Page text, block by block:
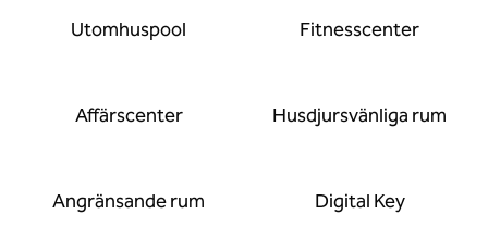
Utomhuspool Fitnesscenter
Affärscenter Husdjursvänliga rum
Angränsande rum Digital Key